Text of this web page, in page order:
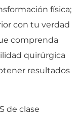
física;
con tu verdad
comprenda
quirúrgica
resultados
de clase